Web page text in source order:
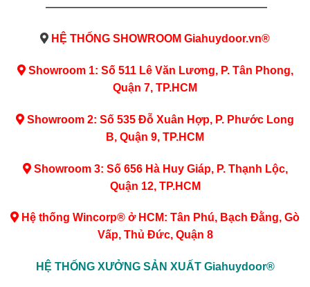
————————————————————
HỆ THỐNG SHOWROOM Giahuydoor.vn®
Showroom 1: Số 511 Lê Văn Lương, P. Tân Phong,
Quận 7, TP.HCM
Showroom 2: Số 535 Đỗ Xuân Hợp, P. Phước Long
B, Quận 9, TP.HCM
Showroom 3: Số 656 Hà Huy Giáp, P. Thạnh Lộc,
Quận 12, TP.HCM
Hệ thống Wincorp® ở HCM: Tân Phú, Bạch Đằng, Gò
Vấp, Thủ Đức, Quận 8
HỆ THỐNG XƯỞNG SẢN XUẤT Giahuydoor®